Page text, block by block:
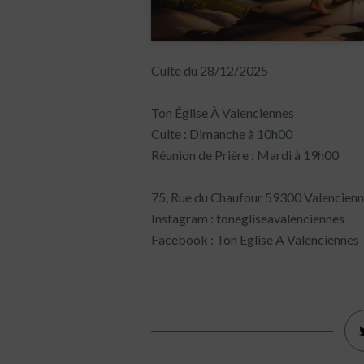
Culte du 28/12/2025
Ton Église À Valenciennes
Culte : Dimanche à 10h00
Réunion de Prière : Mardi à 19h00
75, Rue du Chaufour 59300
Instagram : tonegliseavalenciennes
Facebook : Ton Eglise A Valenciennes